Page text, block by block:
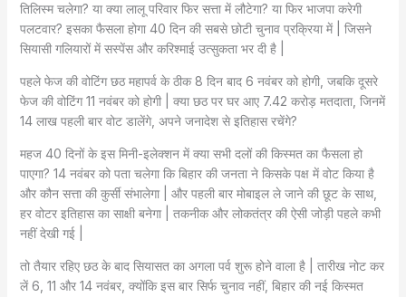
तिलिस्म चलेगा? या क्या लालू परिवार फिर सत्ता में लौटेगा? या फिर भाजपा करेगी
पलटवार? इसका फैसला होगा 40 दिन की सबसे छोटी चुनाव प्रक्रिया में | जिसने
सियासी गलियारों में सस्पेंस और करिश्माई उत्सुकता भर दी है |
पहले फेज की वोटिंग छठ महापर्व के ठीक 8 दिन बाद 6 नवंबर को होगी, जबकि दूसरे
फेज की वोटिंग 11 नवंबर को होगी | क्या छठ पर घर आए 7.42 करोड़ मतदाता, जिनमें
14 लाख पहली बार वोट डालेंगे, अपने जनादेश से इतिहास रचेंगे?
महज 40 दिनों के इस मिनी-इलेक्शन में क्या सभी दलों की किस्मत का फैसला हो
पाएगा? 14 नवंबर को पता चलेगा कि बिहार की जनता ने किसके पक्ष में वोट किया है
और कौन सत्ता की कुर्सी संभालेगा | और पहली बार मोबाइल ले जाने की छूट के साथ,
हर वोटर इतिहास का साक्षी बनेगा | तकनीक और लोकतंत्र की ऐसी जोड़ी पहले कभी
नहीं देखी गई |
तो तैयार रहिए छठ के बाद सियासत का अगला पर्व शुरू होने वाला है | तारीख नोट कर
लें 6, 11 और 14 नवंबर, क्योंकि इस बार सिर्फ चुनाव नहीं, बिहार की नई किस्मत